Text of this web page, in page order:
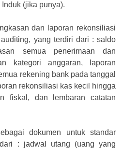
(jika punya).
dan laporan rekonsiliasi
yang terdiri dari : saldo
semua penerimaan dan
kategori anggaran, laporan
rekening bank pada tanggal
rekonsiliasi kas kecil hingga
fiskal, dan lembaran catatan
dokumen untuk standar
: jadwal utang (uang yang